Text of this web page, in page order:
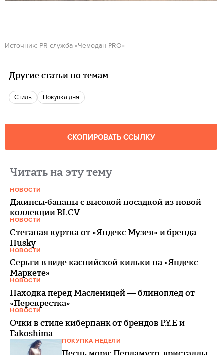
Источник: PR-служба «Чемодан PRO»
Другие статьи по темам
Стиль Покупка дня
СКОПИРОВАТЬ ССЫЛКУ
Читать на эту тему
НОВОСТИ
Джинсы-бананы с высокой посадкой из новой
коллекции BLCV
НОВОСТИ
Стеганая куртка от «Яндекс Музея» и бренда
Husky
НОВОСТИ
Серьги в виде каспийской кильки на «Яндекс
Маркете»
НОВОСТИ
Находка перед Масленицей — блиноплед от
«Перекрестка»
НОВОСТИ
Очки в стиле киберпанк от брендов P.Y.E и
Fakoshima
ПОКУПКА НЕДЕЛИ